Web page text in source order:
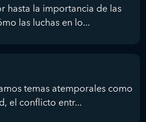
hasta la importancia de las
las luchas en lo...
temas atemporales como
el conflicto entr...